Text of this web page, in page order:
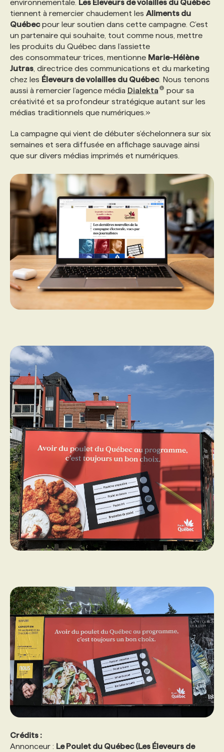
environnementale. Les Éleveurs de volailles du Québec
tiennent à remercier chaudement les Aliments du
Québecpour leur soutien dans cette campagne. C’est
un partenaire qui souhaite, tout comme nous, mettre
les produits du Québec dans l’assiette
des consommateur·trices, mentionne Marie-Hélène
Jutras , directrice des communications et du marketing
chez les Éleveurs de volailles du Québec. Nous tenons
aussi à remercier l’agence média Dialekta
pour sa
créativité et sa profondeur stratégique autant sur les
médias traditionnels que numériques.»
La campagne qui vient de débuter s’échelonnera sur six
semaines et sera diffusée en affichage sauvage ainsi
que sur divers médias imprimés et numériques.
Crédits :
Annonceur : Le Poulet du Québec (Les Éleveurs de